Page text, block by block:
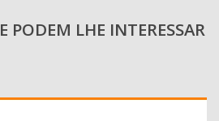
PODEM LHE INTERESSAR